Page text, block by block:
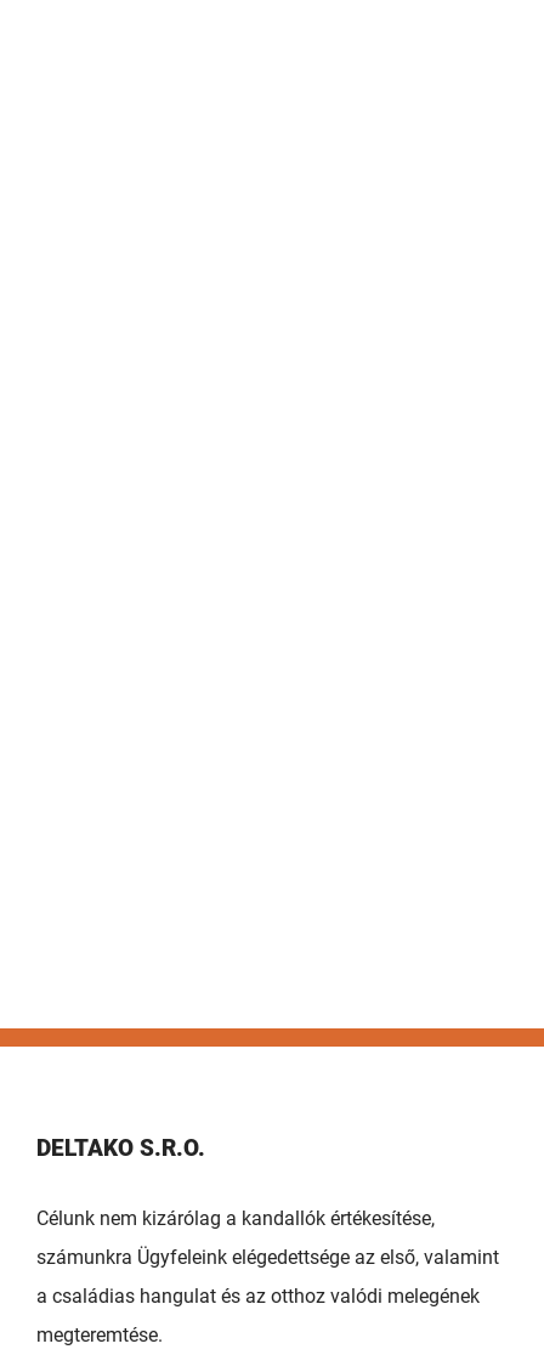
DELTAKO S.R.O.
Célunk nem kizárólag a kandallók értékesítése,
számunkra Ügyfeleink elégedettsége az első, valamint
a családias hangulat és az otthoz valódi melegének
megteremtése.